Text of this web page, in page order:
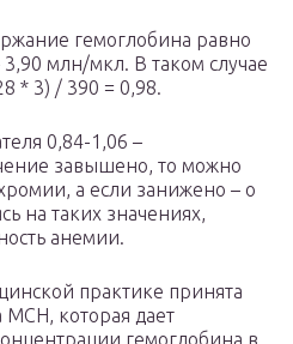
гемоглобина равно
3,90 млн/мкл. В таком случае
* 3) / 390 = 0,98.
0,84-1,06 –
завышено, то можно
а если занижено – о
на таких значениях,
анемии.
практике принята
МСН, которая дает
гемоглобина в